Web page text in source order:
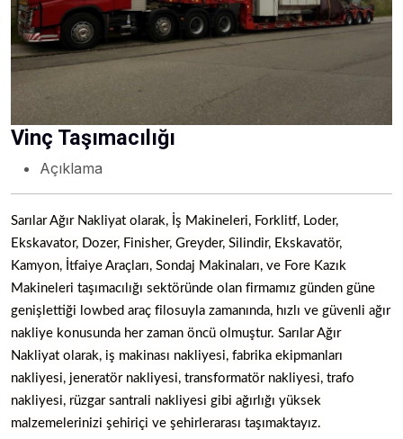
Vinç Taşımacılığı
Açıklama
Sarılar Ağır Nakliyat olarak, İş Makineleri, Forklitf, Loder,
Ekskavator, Dozer, Finisher, Greyder, Silindir, Ekskavatör,
Kamyon, İtfaiye Araçları, Sondaj Makinaları, ve Fore Kazık
Makineleri taşımacılığı sektöründe olan firmamız günden güne
genişlettiği lowbed araç filosuyla zamanında, hızlı ve güvenli ağır
nakliye konusunda her zaman öncü olmuştur. Sarılar Ağır
Nakliyat olarak, iş makinası nakliyesi, fabrika ekipmanları
nakliyesi, jeneratör nakliyesi, transformatör nakliyesi, trafo
nakliyesi, rüzgar santrali nakliyesi gibi ağırlığı yüksek
malzemelerinizi şehiriçi ve şehirlerarası taşımaktayız.